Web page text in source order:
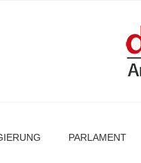
PARLAMENT